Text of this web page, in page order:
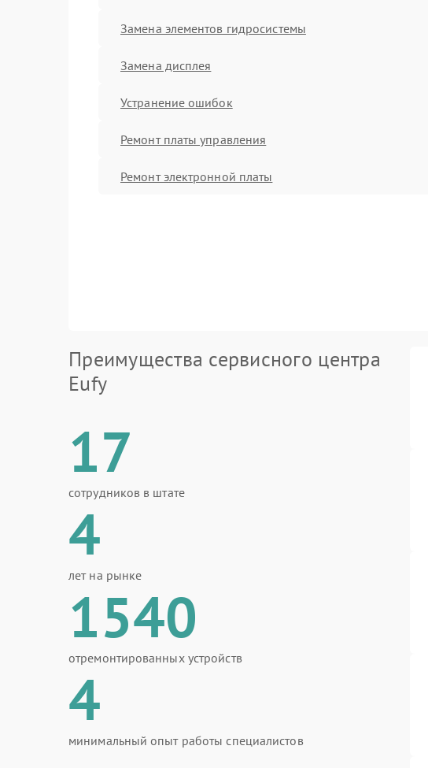
Замена элементов гидросистемы
Замена дисплея
Устранение ошибок
Ремонт платы управления
Ремонт электронной платы
Преимущества сервисного центра
Eufy
17
сотрудников в штате
4
лет на рынке
1540
отремонтированных устройств
4
минимальный опыт работы специалистов